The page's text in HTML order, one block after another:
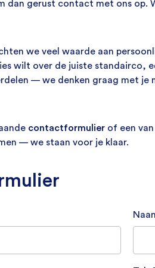
dan gerust contact met ons op.
we veel waarde aan
wilt over de juiste standairco,
— we denken graag met je
contactformulier of een
— we staan voor je klaar.